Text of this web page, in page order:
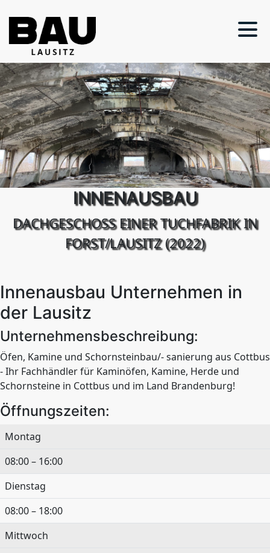
INNENAUSBAU
DACHGESCHOSS EINER TUCHFABRIK IN
FORST/LAUSITZ (2022)
Innenausbau Unternehmen in
der Lausitz
Unternehmensbeschreibung:
Öfen, Kamine und Schornsteinbau/- sanierung aus Cottbus
- Ihr Fachhändler für Kaminöfen, Kamine, Herde und
Schornsteine in Cottbus und im Land Brandenburg!
Öffnungszeiten:
Montag
08:00 – 16:00
Dienstag
08:00 – 18:00
Mittwoch